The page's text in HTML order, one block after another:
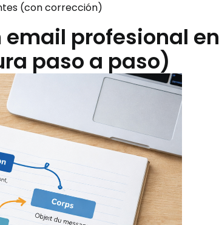
(con corrección)
profesional en
paso a paso)